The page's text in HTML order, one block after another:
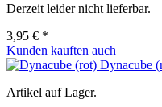
Derzeit leider nicht lieferbar.
3,95 € *
Kunden kauften auch
Dynacube
Artikel auf Lager.